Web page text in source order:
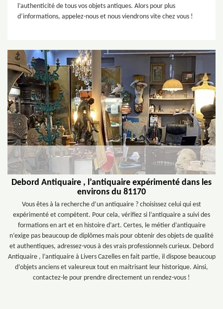
l’authenticité de tous vos objets antiques. Alors pour plus
d’informations, appelez-nous et nous viendrons vite chez vous !
Debord Antiquaire , l’antiquaire expérimenté dans les
environs du 81170
Vous êtes à la recherche d’un antiquaire ? choisissez celui qui est
expérimenté et compétent. Pour cela, vérifiez si l’antiquaire a suivi des
formations en art et en histoire d’art. Certes, le métier d’antiquaire
n’exige pas beaucoup de diplômes mais pour obtenir des objets de qualité
et authentiques, adressez-vous à des vrais professionnels curieux. Debord
Antiquaire , l’antiquaire à Livers Cazelles en fait partie, il dispose beaucoup
d’objets anciens et valeureux tout en maitrisant leur historique. Ainsi,
contactez-le pour prendre directement un rendez-vous !